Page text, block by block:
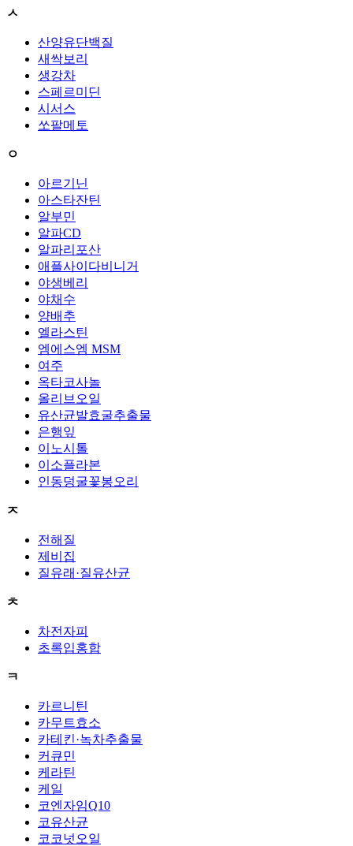
ㅅ
산양유단백질
새싹보리
생강차
스페르미딘
시서스
쏘팔메토
ㅇ
아르기닌
아스타잔틴
알부민
알파CD
알파리포산
애플사이다비니거
야생베리
야채수
양배추
엘라스틴
엠에스엠 MSM
여주
옥타코사놀
올리브오일
유산균발효굴추출물
은행잎
이노시톨
이소플라본
인동덩굴꽃봉오리
ㅈ
전해질
제비집
질유래·질유산균
ㅊ
차전자피
초록입홍합
ㅋ
카르니틴
카무트효소
카테킨·녹차추출물
커큐민
케라틴
케일
코엔자임Q10
코유산균
코코넛오일